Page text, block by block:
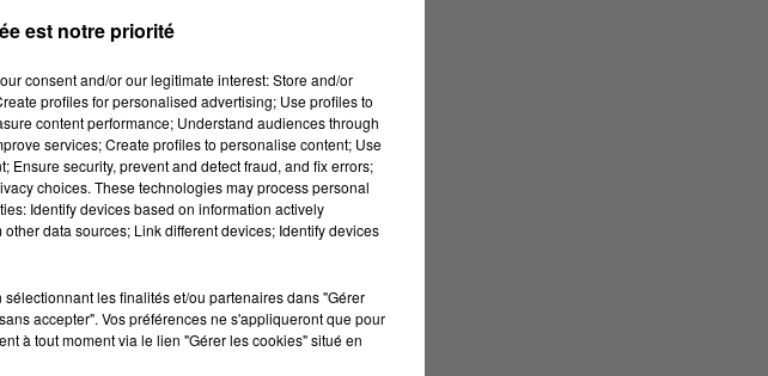
est notre priorité
consent and/or our legitimate interest: Store and/or
profiles for personalised advertising; Use profiles to
content performance; Understand audiences through
services; Create profiles to personalise content; Use
security, prevent and detect fraud, and fix errors;
choices. These technologies may process personal
Identify devices based on information actively
data sources; Link different devices; Identify devices
les finalités et/ou partenaires dans "Gérer
accepter". Vos préférences ne s'appliqueront que pour
à tout moment via le lien "Gérer les cookies" situé en